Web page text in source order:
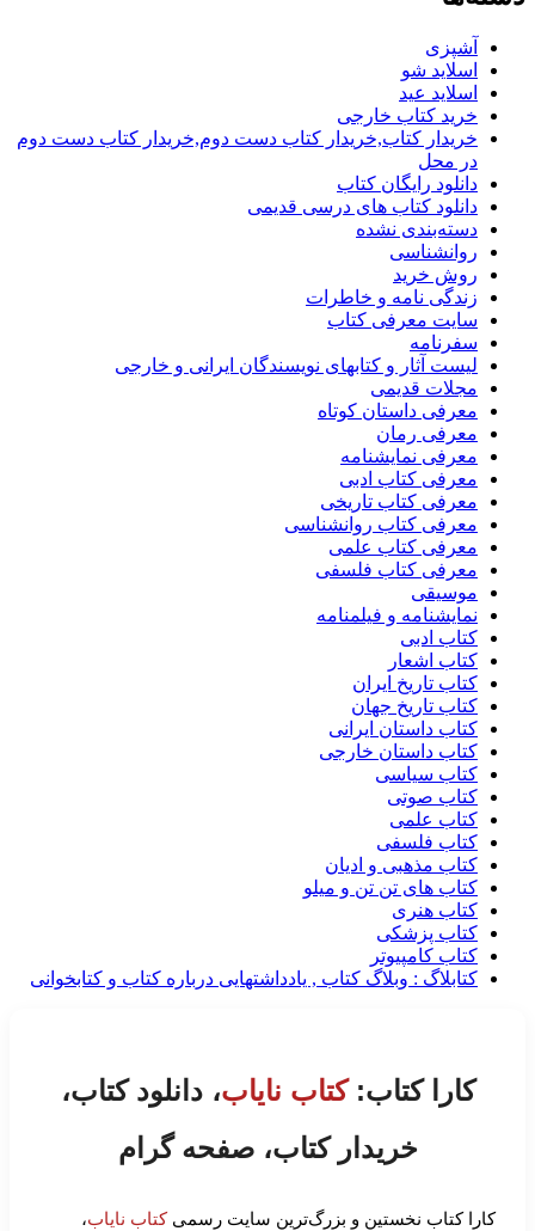
آشپزی
اسلاید شو
اسلاید عید
خرید کتاب خارجی
خریدار کتاب,خریدار کتاب دست دوم,خریدار کتاب دست دوم
در محل
دانلود رایگان کتاب
دانلود کتاب های درسی قدیمی
دسته‌بندی نشده
روانشناسی
روش خرید
زندگی نامه و خاطرات
سایت معرفی کتاب
سفرنامه
لیست آثار و کتابهای نویسندگان ایرانی و خارجی
مجلات قدیمی
معرفی داستان کوتاه
معرفی رمان
معرفی نمایشنامه
معرفی کتاب ادبی
معرفی کتاب تاریخی
معرفی کتاب روانشناسی
معرفی کتاب علمی
معرفی کتاب فلسفی
موسیقی
نمایشنامه و فیلمنامه
کتاب ادبی
کتاب اشعار
کتاب تاریخ ایران
کتاب تاریخ جهان
کتاب داستان ایرانی
کتاب داستان خارجی
کتاب سیاسی
کتاب صوتی
کتاب علمی
کتاب فلسفی
کتاب مذهبی و ادیان
کتاب های تن تن و میلو
کتاب هنری
کتاب پزشکی
کتاب کامپیوتر
کتابلاگ : وبلاگ کتاب , یادداشتهایی درباره کتاب و کتابخوانی
کارا کتاب:کتاب نایاب، دانلود کتاب،
خریدار کتاب، صفحه گرام
کارا کتاب نخستین و بزرگ‌ترین سایت رسمیکتاب نایاب،